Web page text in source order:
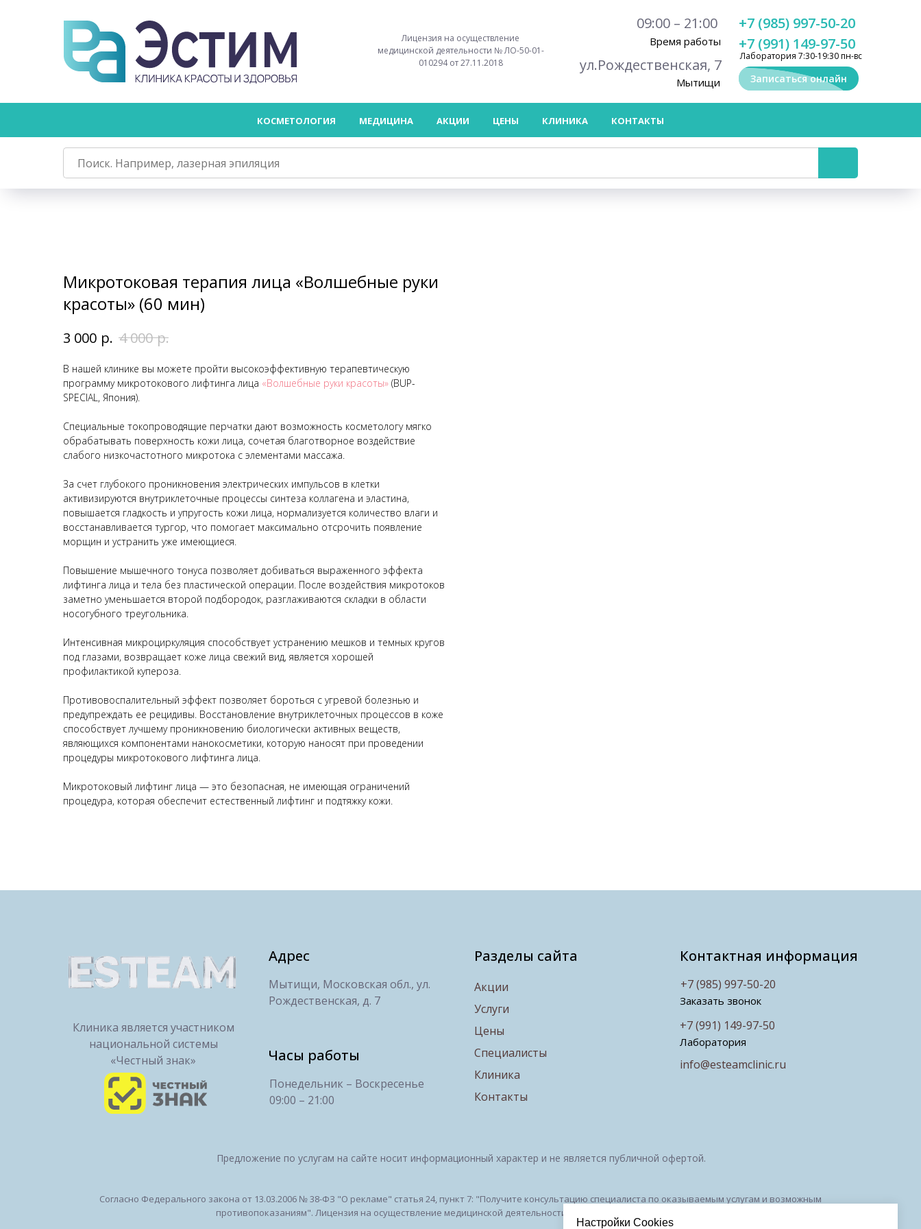
Время работы
Мытищи
ул.Рождественская, 7
09:00 – 21:00
Лаборатория 7:30-19:30 пн-вс
+7 (991) 149-97-50
+7 (985) 997-50-20
Лицензия на осуществление
медицинской деятельности № ЛО-50-01-
010294 от 27.11.2018
Записаться онлайн
КОСМЕТОЛОГИЯ МЕДИЦИНА АКЦИИ ЦЕНЫ КЛИНИКА КОНТАКТЫ
Микротоковая терапия лица «Волшебные руки
красоты» (60 мин)
3 000 р. 4 000 р.
В нашей клинике вы можете пройти высокоэффективную терапевтическую
программу микротокового лифтинга лица «Волшебные руки красоты» (BUP-
SPECIAL, Япония).
Специальные токопроводящие перчатки дают возможность косметологу мягко
обрабатывать поверхность кожи лица, сочетая благотворное воздействие
слабого низкочастотного микротока с элементами массажа.
За счет глубокого проникновения электрических импульсов в клетки
активизируются внутриклеточные процессы синтеза коллагена и эластина,
повышается гладкость и упругость кожи лица, нормализуется количество влаги и
восстанавливается тургор, что помогает максимально отсрочить появление
морщин и устранить уже имеющиеся.
Повышение мышечного тонуса позволяет добиваться выраженного эффекта
лифтинга лица и тела без пластической операции. После воздействия микротоков
заметно уменьшается второй подбородок, разглаживаются складки в области
носогубного треугольника.
Интенсивная микроциркуляция способствует устранению мешков и темных кругов
под глазами, возвращает коже лица свежий вид, является хорошей
профилактикой купероза.
Противовоспалительный эффект позволяет бороться с угревой болезнью и
предупреждать ее рецидивы. Восстановление внутриклеточных процессов в коже
способствует лучшему проникновению биологически активных веществ,
являющихся компонентами нанокосметики, которую наносят при проведении
процедуры микротокового лифтинга лица.
Микротоковый лифтинг лица — это безопасная, не имеющая ограничений
процедура, которая обеспечит естественный лифтинг и подтяжку кожи.
Клиника является участником
национальной системы
«Честный знак»
Часы работы
Адрес
Понедельник – Воскресенье
09:00 – 21:00
Мытищи, Московская обл., ул.
Рождественская, д. 7
Контактная информация
Разделы сайта
Акции
Услуги
Цены
Специалисты
Клиника
Контакты
Заказать звонок
Лаборатория
info@esteamclinic.ru
+7 (991) 149-97-50
+7 (985) 997-50-20
Предложение по услугам на сайте носит информационный характер и не является публичной офертой.
Согласно Федерального закона от 13.03.2006 № 38-ФЗ "О рекламе" статья 24, пункт 7: "Получите консультацию специалиста по оказываемым услугам и возможным
противопоказаниям". Лицензия на осуществление медицинской деятельности № ЛО-50-01-010294 от 27.11.2018
Настройки Cookies